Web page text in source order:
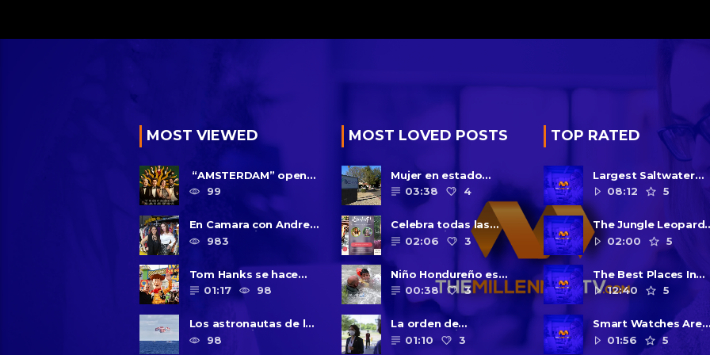
MOST VIEWED
“AMSTERDAM” opens
in U.S. theaters
October 7, 2022
99
En Camara con Andrea
Leal, entrevista con
Majo Cornejo, Cirque
983
Tom Hanks se hace
amigo de un niño
intimidado de 8 años
01:17 98
Los astronautas de la
NASA amerizan con
seguridad después del
98
MOST LOVED POSTS
Mujer en estado
vegetativo por más de
una década da a luz en
un ......
03:38 4
Celebra todas las
mamás – incluso a las
solteras – con ......
02:06 3
Niño Hondureño es
salvado por un official
de la patrulla
fronteriza
00:38 3
La orden de
permanencia en el
hogar del condado de
01:10 3
TOP RATED
Largest Saltwater
Yellowfish in
Is Dead
08:12 5
The Jungle Leopard
Gecko
02:00 5
The Best Places In
Africa To See Wild
Lemure
12:40 5
Smart Watches Are
The Future Of
01:56 5